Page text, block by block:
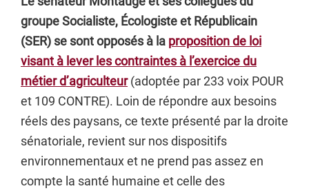
groupe Socialiste, Écologiste et Républicain
(SER) se sont opposés à la proposition de loi
visant à lever les contraintes à l’exercice du
métier d’agriculteur (adoptée par 233 voix POUR
et 109 CONTRE). Loin de répondre aux besoins
réels des paysans, ce texte présenté par la droite
sénatoriale, revient sur nos dispositifs
environnementaux et ne prend pas assez en
compte la santé humaine et celle des